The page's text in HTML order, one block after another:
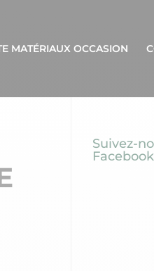
MATÉRIAUX OCCASION
Suivez-
Facebook